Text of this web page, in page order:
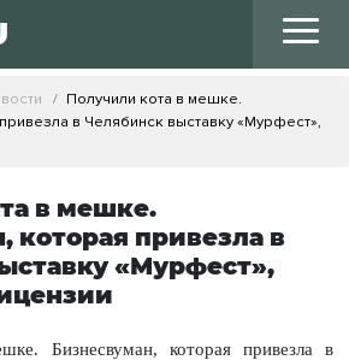
Получили кота в мешке.
в Челябинск выставку «Мурфест»,
в мешке.
которая привезла в
«Мурфест»,
Бизнесвуман, которая привезла в